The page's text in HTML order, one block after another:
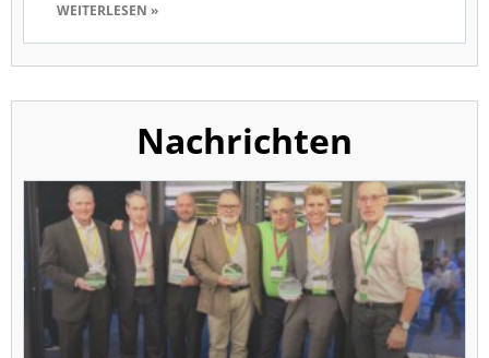
WEITERLESEN »
Nachrichten